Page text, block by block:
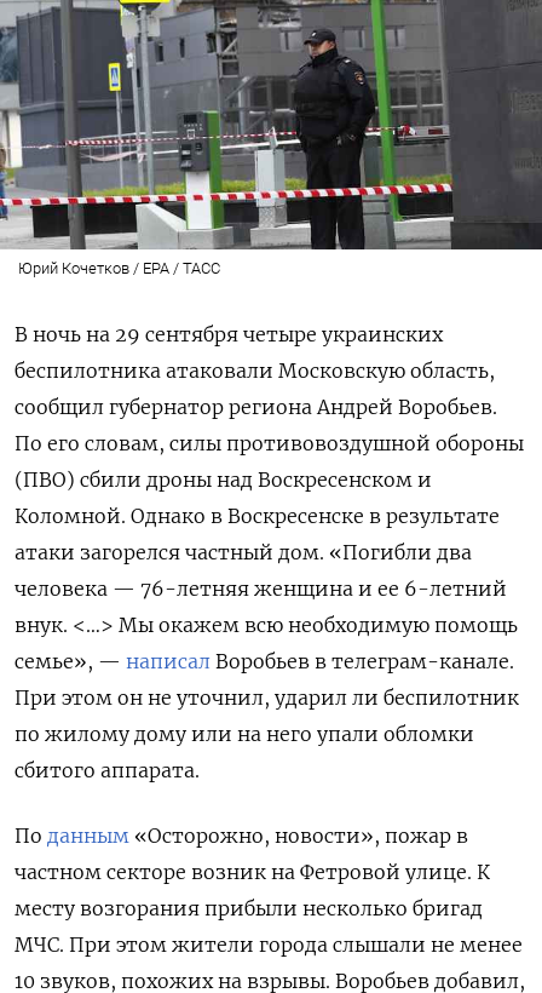
Юрий Кочетков / EPA / ТАСС
В ночь на 29 сентября четыре украинских
беспилотника атаковали Московскую область,
сообщил губернатор региона Андрей Воробьев.
По его словам, силы противовоздушной обороны
(ПВО) сбили дроны над Воскресенском и
Коломной. Однако в Воскресенске в результате
атаки загорелся частный дом. «Погибли два
человека — 76-летняя женщина и ее 6-летний
внук. <…> Мы окажем всю необходимую помощь
семье», — написал Воробьев в телеграм-канале.
При этом он не уточнил, ударил ли беспилотник
по жилому дому или на него упали обломки
сбитого аппарата.
По данным «Осторожно, новости», пожар в
частном секторе возник на Фетровой улице. К
месту возгорания прибыли несколько бригад
МЧС. При этом жители города слышали не менее
10 звуков, похожих на взрывы. Воробьев добавил,